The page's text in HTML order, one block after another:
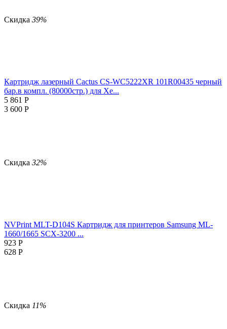
Скидка 39%
Картридж лазерный Cactus CS-WC5222XR 101R00435 черный
бар.в компл. (80000стр.) для Xe...
5 861 Р
3 600 Р
Скидка 32%
NVPrint MLT-D104S Картридж для принтеров Samsung ML-
1660/1665 SCX-3200 ...
923 Р
628 Р
Скидка 11%